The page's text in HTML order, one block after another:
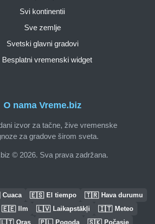
O nama Vreme.biz
izvor za tačne, žive vremenske
za gradove širom sveta.
© 2026. Sva prava zadržana.
Svi kontinentii
Sve zemlje
Svetski glavni gradovi
Besplatni vremenski widget
Cuaca 🇪🇸 El tiempo 🇹🇷 Hava durumu
🇪🇪 Ilm 🇱🇻 Laikapstākļi 🇮🇹 Meteo
🇱🇹 Oras 🇵🇱 Pogoda 🇸🇰 Počasie